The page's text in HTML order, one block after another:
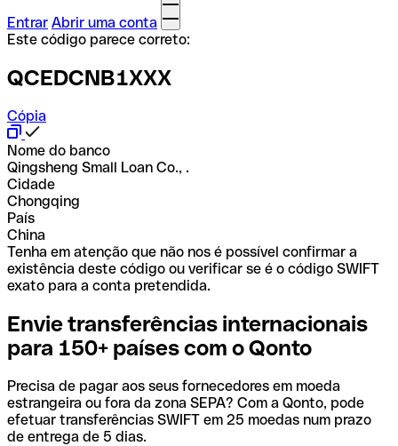
Entrar Abrir uma conta
Este código parece correto:
QCEDCNB1XXX
Cópia
Nome do banco
Qingsheng Small Loan Co., .
Cidade
Chongqing
País
China
Tenha em atenção que não nos é possível confirmar a
existência deste código ou verificar se é o código SWIFT
exato para a conta pretendida.
Envie transferências internacionais
para 150+ países com o Qonto
Precisa de pagar aos seus fornecedores em moeda
estrangeira ou fora da zona SEPA? Com a Qonto, pode
efetuar transferências SWIFT em 25 moedas num prazo
de entrega de 5 dias.